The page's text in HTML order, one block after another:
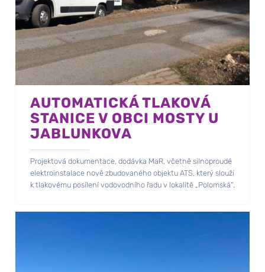
AUTOMATICKÁ TLAKOVÁ
STANICE V OBCI MOSTY U
JABLUNKOVA
Projektová dokumentace, dodávka MaR, včetně silnoproudé
elektroinstalace nově zbudovaného objektu ATS, který slouží
k tlakovému posílení vodovodního řadu v lokalitě „Polomská“.